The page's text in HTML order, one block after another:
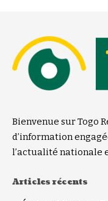
Bienvenue sur Togo
d’information
l’actualité nationale
Articles récents